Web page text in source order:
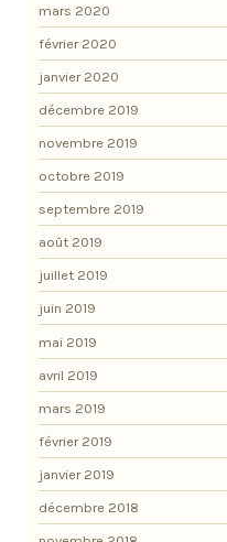
mars 2020
février 2020
janvier 2020
décembre 2019
novembre 2019
octobre 2019
septembre 2019
août 2019
juillet 2019
juin 2019
mai 2019
avril 2019
mars 2019
février 2019
janvier 2019
décembre 2018